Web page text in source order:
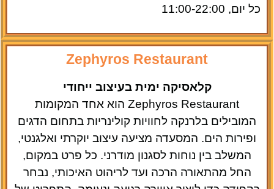
כל יום, 11:00-22:00
Zephyros Restaurant
קלאסיקה ימית בעיצוב ייחודי
Zephyros Restaurant הוא אחד המקומות
המובילים בלרנקה לחוויות קולינריות בתחום הדגים
ופירות הים. המסעדה מציעה עיצוב יוקרתי ואלגנטי,
המשלב בין נוחות לסגנון מודרני. כל פרט במקום,
החל מהתאורה הרכה ועד לריהוט האיכותי, נבחר